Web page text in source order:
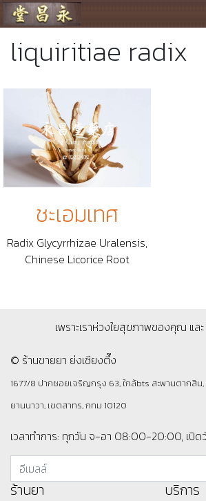
ร้านขายยา ย่งเชียงตึ๊ง
liquiritiae radix
ชะเอมเทศ
Radix Glycyrrhizae Uralensis,
Chinese Licorice Root
เพราะเราห่วงใยสุขภาพของคุณ แ
© ร้านขายยา ย่งเชียงตึ๊ง
1677/8 ปากซอยเจริญกรุง 63, ใกล้bts สะพานตากสิ
ยานนาวา, เขตสาทร, กทม 10120
เวลาทำการ: ทุกวัน จ-อา 08:00-20:00, เปิด
ร้านยา บริการ